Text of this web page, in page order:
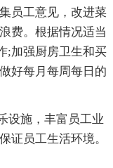
员工意见，改进菜
费。根据情况适当
;加强厨房卫生和买
好每月每周每日的
设施，丰富员工业
证员工生活环境。